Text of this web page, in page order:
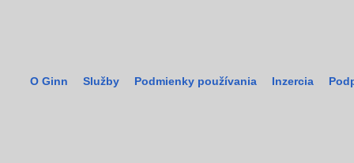
O Ginn Služby Podmienky používania Inzercia